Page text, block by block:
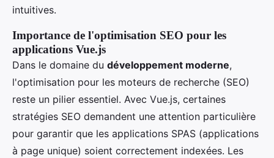
intuitives.
Importance de l'optimisation SEO pour les
applications Vue.js
Dans le domaine du développement moderne,
l'optimisation pour les moteurs de recherche (SEO)
reste un pilier essentiel. Avec Vue.js, certaines
stratégies SEO demandent une attention particulière
pour garantir que les applications SPAS (applications
à page unique) soient correctement indexées. Les